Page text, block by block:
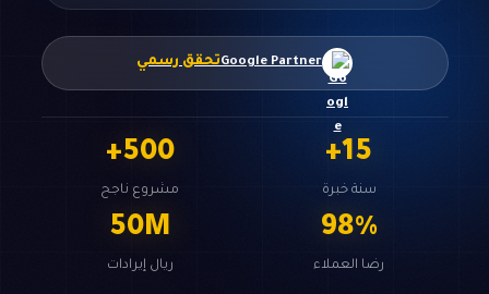
Google Partnerتحقق رسمي
15
+
سنة خبرة
500
+
مشروع ناجح
98%
رضا العملاء
50M
ريال إيرادات